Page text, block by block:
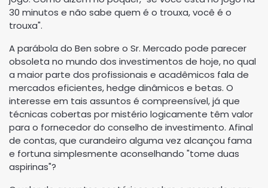
30 minutos e não sabe quem é o trouxa, você é o
trouxa".
A parábola do Ben sobre o Sr. Mercado pode parecer
obsoleta no mundo dos investimentos de hoje, no qual
a maior parte dos profissionais e acadêmicos fala de
mercados eficientes, hedge dinâmicos e betas. O
interesse em tais assuntos é compreensível, já que
técnicas cobertas por mistério logicamente têm valor
para o fornecedor do conselho de investimento. Afinal
de contas, que curandeiro alguma vez alcançou fama
e fortuna simplesmente aconselhando "tome duas
aspirinas"?